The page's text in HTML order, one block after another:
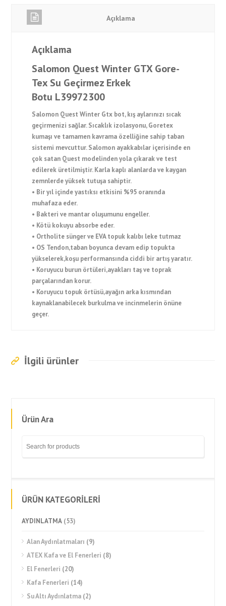
Açıklama
Açıklama
Salomon Quest Winter GTX Gore-
Tex Su Geçirmez Erkek
Botu L39972300
Salomon Quest Winter Gtx bot, kış aylarınızı sıcak
geçirmenizi sağlar. Sıcaklık izolasyonu, Goretex
kumaşı ve tamamen kavrama özelliğine sahip taban
sistemi mevcuttur. Salomon ayakkabılar içerisinde en
çok satan Quest modelinden yola çıkarak ve test
edilerek üretilmiştir. Karla kaplı alanlarda ve kaygan
zemnlerde yüksek tutuşa sahiptir.
• Bir yıl içinde yastıksı etkisini %95 oranında
muhafaza eder.
• Bakteri ve mantar oluşumunu engeller.
• Kötü kokuyu absorbe eder.
• Ortholite sünger ve EVA topuk kalıbı leke tutmaz
• OS Tendon,taban boyunca devam edip topukta
yükselerek,koşu performansında ciddi bir artış yaratır.
• Koruyucu burun örtüleri,ayakları taş ve toprak
parçalarından korur.
• Koruyucu topuk örtüsü,ayağın arka kısmından
kaynaklanabilecek burkulma ve incinmelerin önüne
geçer.
İlgili ürünler
Ürün Ara
ÜRÜN KATEGORİLERİ
AYDINLATMA (53)
Alan Aydınlatmaları (9)
ATEX Kafa ve El Fenerleri (8)
El Fenerleri (20)
Kafa Fenerleri (14)
Su Altı Aydınlatma (2)